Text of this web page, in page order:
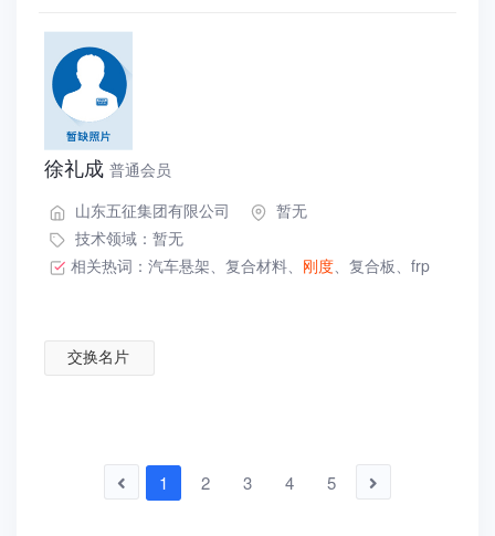
徐礼成 普通会员
山东五征集团有限公司
暂无
技术领域：暂无
相关热词： 汽车悬架、 复合材料、 刚度、 复合板 、 frp
交换名片
1 2 3 4 5